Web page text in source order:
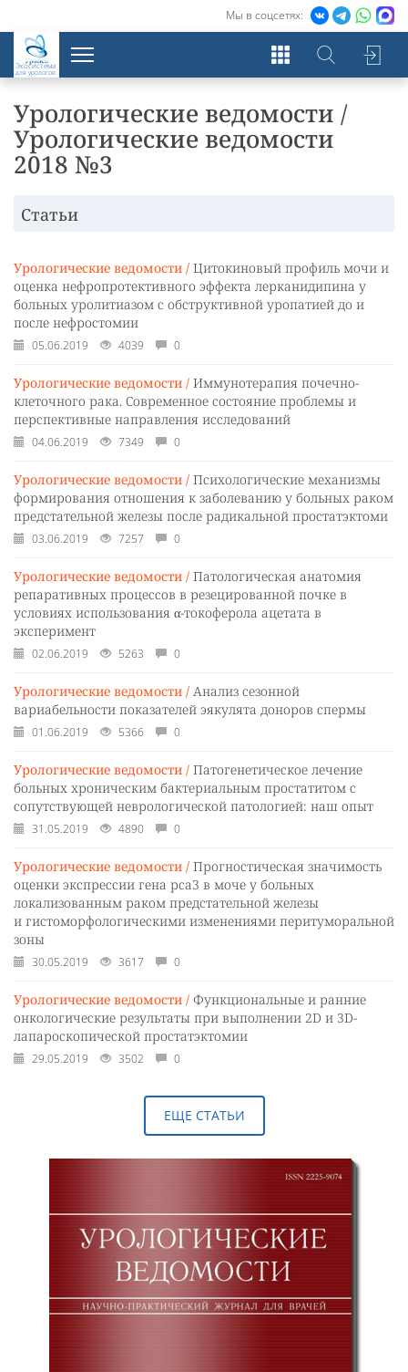
Мы в соцсетях:
Экосистема
для урологов
Урологические ведомости /
Урологические ведомости
2018 №3
Статьи
Урологические ведомости / Цитокиновый профиль мочи и
оценка нефропротективного эффекта лерканидипина у
больных уролитиазом с обструктивной уропатией до и
после нефростомии
05.06.2019 4039 0
Урологические ведомости / Иммунотерапия почечно-
клеточного рака. Современное состояние проблемы и
перспективные направления исследований
04.06.2019 7349 0
Урологические ведомости / Психологические механизмы
формирования отношения к заболеванию у больных раком
предстательной железы после радикальной простатэктоми
03.06.2019 7257 0
Урологические ведомости / Патологическая анатомия
репаративных процессов в резецированной почке в
условиях использования α-токоферола ацетата в
эксперимент
02.06.2019 5263 0
Урологические ведомости / Анализ сезонной
вариабельности показателей эякулята доноров спермы
01.06.2019 5366 0
Урологические ведомости / Патогенетическое лечение
больных хроническим бактериальным простатитом с
сопутствующей неврологической патологией: наш опыт
31.05.2019 4890 0
Урологические ведомости / Прогностическая значимость
оценки экспрессии гена рса3 в моче у больных
локализованным раком предстательной железы
и гистоморфологическими изменениями перитуморальной
зоны
30.05.2019 3617 0
Урологические ведомости / Функциональные и ранние
онкологические результаты при выполнении 2D и 3D-
лапароскопической простатэктомии
29.05.2019 3502 0
ЕЩЕ СТАТЬИ